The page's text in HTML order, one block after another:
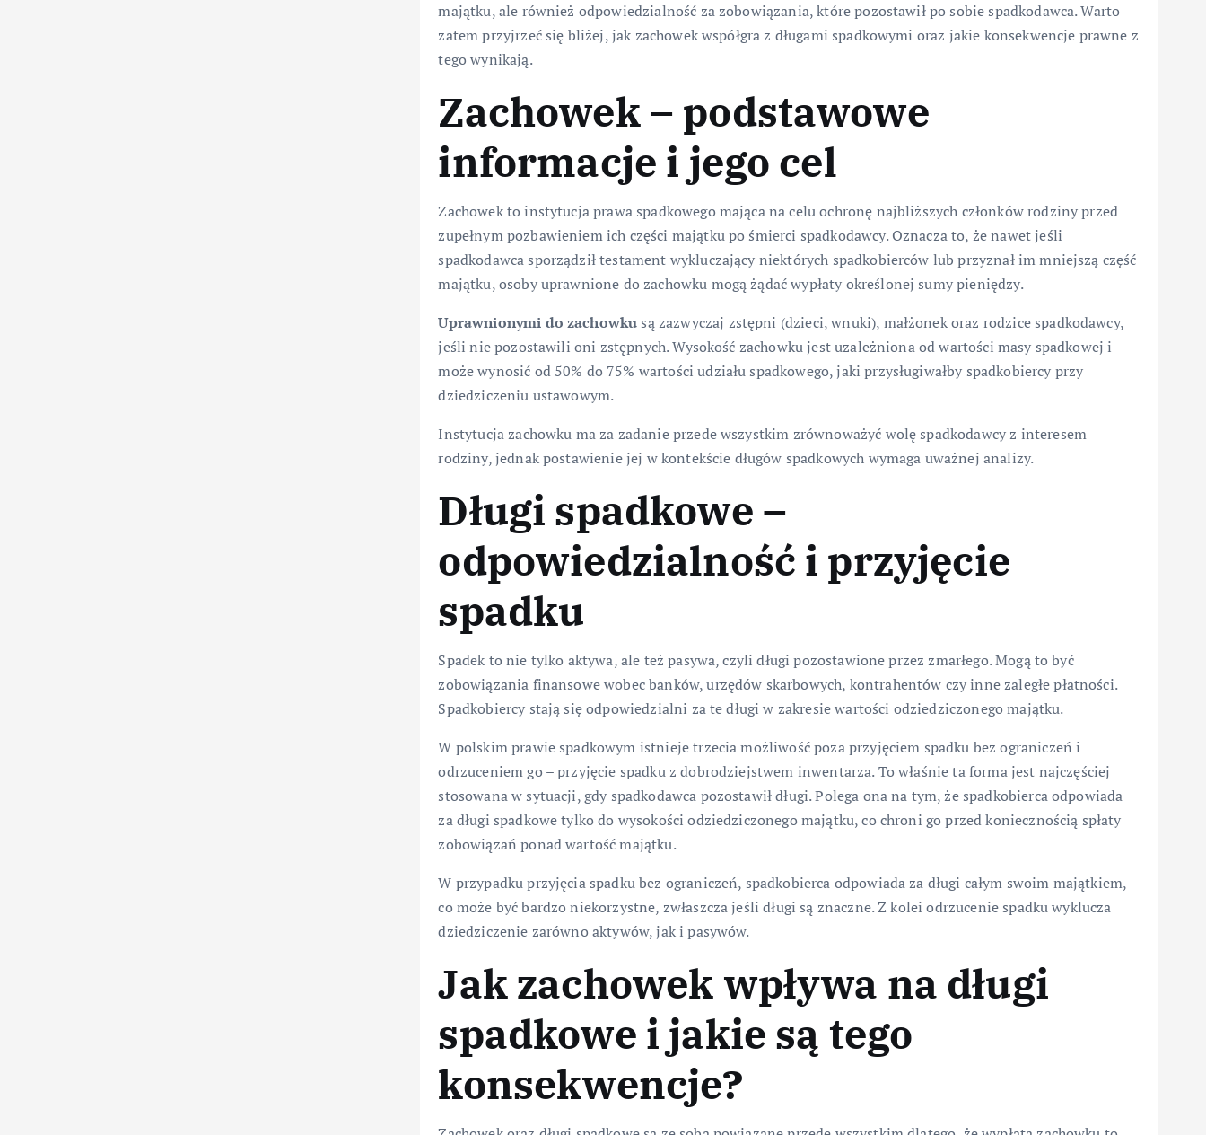
majątku, ale również odpowiedzialność za zobowiązania, które pozostawił po sobie spadkodawca. Warto
zatem przyjrzeć się bliżej, jak zachowek współgra z długami spadkowymi oraz jakie konsekwencje prawne z
tego wynikają.
Zachowek – podstawowe
informacje i jego cel
Zachowek to instytucja prawa spadkowego mająca na celu ochronę najbliższych członków rodziny przed
zupełnym pozbawieniem ich części majątku po śmierci spadkodawcy. Oznacza to, że nawet jeśli
spadkodawca sporządził testament wykluczający niektórych spadkobierców lub przyznał im mniejszą część
majątku, osoby uprawnione do zachowku mogą żądać wypłaty określonej sumy pieniędzy.
Uprawnionymi do zachowkusą zazwyczaj zstępni (dzieci, wnuki), małżonek oraz rodzice spadkodawcy,
jeśli nie pozostawili oni zstępnych. Wysokość zachowku jest uzależniona od wartości masy spadkowej i
może wynosić od 50% do 75% wartości udziału spadkowego, jaki przysługiwałby spadkobiercy przy
dziedziczeniu ustawowym.
Instytucja zachowku ma za zadanie przede wszystkim zrównoważyć wolę spadkodawcy z interesem
rodziny, jednak postawienie jej w kontekście długów spadkowych wymaga uważnej analizy.
Długi spadkowe –
odpowiedzialność i przyjęcie
spadku
Spadek to nie tylko aktywa, ale też pasywa, czyli długi pozostawione przez zmarłego. Mogą to być
zobowiązania finansowe wobec banków, urzędów skarbowych, kontrahentów czy inne zaległe płatności.
Spadkobiercy stają się odpowiedzialni za te długi w zakresie wartości odziedziczonego majątku.
W polskim prawie spadkowym istnieje trzecia możliwość poza przyjęciem spadku bez ograniczeń i
odrzuceniem go – przyjęcie spadku z dobrodziejstwem inwentarza. To właśnie ta forma jest najczęściej
stosowana w sytuacji, gdy spadkodawca pozostawił długi. Polega ona na tym, że spadkobierca odpowiada
za długi spadkowe tylko do wysokości odziedziczonego majątku, co chroni go przed koniecznością spłaty
zobowiązań ponad wartość majątku.
W przypadku przyjęcia spadku bez ograniczeń, spadkobierca odpowiada za długi całym swoim majątkiem,
co może być bardzo niekorzystne, zwłaszcza jeśli długi są znaczne. Z kolei odrzucenie spadku wyklucza
dziedziczenie zarówno aktywów, jak i pasywów.
Jak zachowek wpływa na długi
spadkowe i jakie są tego
konsekwencje?